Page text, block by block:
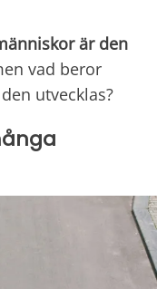
är den
vad beror
utvecklas?